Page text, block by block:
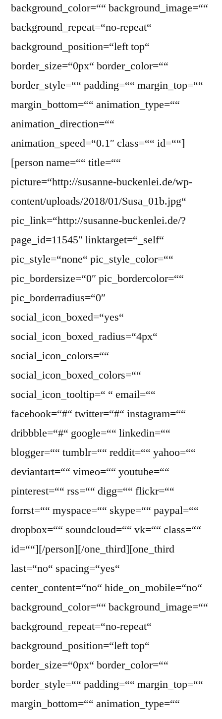
background_color=““ background_image=““
background_repeat=“no-repeat“
background_position=“left top“
border_size=“0px“ border_color=““
border_style=““ padding=““ margin_top=““
margin_bottom=““ animation_type=““
animation_direction=““
animation_speed=“0.1″ class=““ id=““]
[person name=““ title=““
picture=“http://susanne-buckenlei.de/wp-
content/uploads/2018/01/Susa_01b.jpg“
pic_link=“http://susanne-buckenlei.de/?
page_id=11545″ linktarget=“_self“
pic_style=“none“ pic_style_color=““
pic_bordersize=“0″ pic_bordercolor=““
pic_borderradius=“0″
social_icon_boxed=“yes“
social_icon_boxed_radius=“4px“
social_icon_colors=““
social_icon_boxed_colors=““
social_icon_tooltip=“ “ email=““
facebook=“#“ twitter=“#“ instagram=““
dribbble=“#“ google=““ linkedin=““
blogger=““ tumblr=““ reddit=““ yahoo=““
deviantart=““ vimeo=““ youtube=““
pinterest=““ rss=““ digg=““ flickr=““
forrst=““ myspace=““ skype=““ paypal=““
dropbox=““ soundcloud=““ vk=““ class=““
id=““][/person][/one_third][one_third
last=“no“ spacing=“yes“
center_content=“no“ hide_on_mobile=“no“
background_color=““ background_image=““
background_repeat=“no-repeat“
background_position=“left top“
border_size=“0px“ border_color=““
border_style=““ padding=““ margin_top=““
margin_bottom=““ animation_type=““